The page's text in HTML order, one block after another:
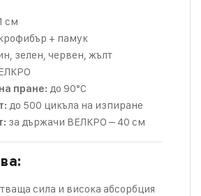
см
+ памук
зелен, червен, жълт
пране: до 90°C
до 500 цикъла на изпиране
за държачи ВЕЛКРО – 40 см
сила и висока абсорбция